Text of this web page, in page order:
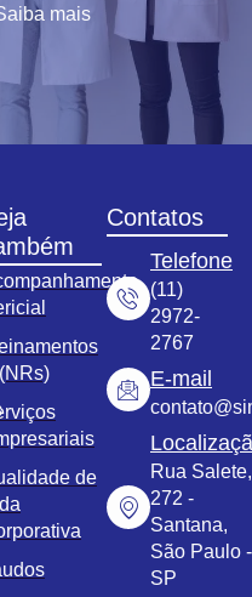
mais
de
Contatos
Telefone
(11)
2972-
2767
E-mail
Rua Salete,
272 -
Santana,
São Paulo -
SP